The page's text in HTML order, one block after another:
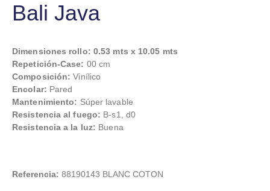
Bali Java
Dimensiones rollo: 0.53 mts x 10.05 mts
Repetición-Case: 00 cm
Composición: Vinílico
Encolar: Pared
Mantenimiento: Súper lavable
Resistencia al fuego: B-s1, d0
Resistencia a la luz: Buena
Referencia: 88190143 BLANC COTON